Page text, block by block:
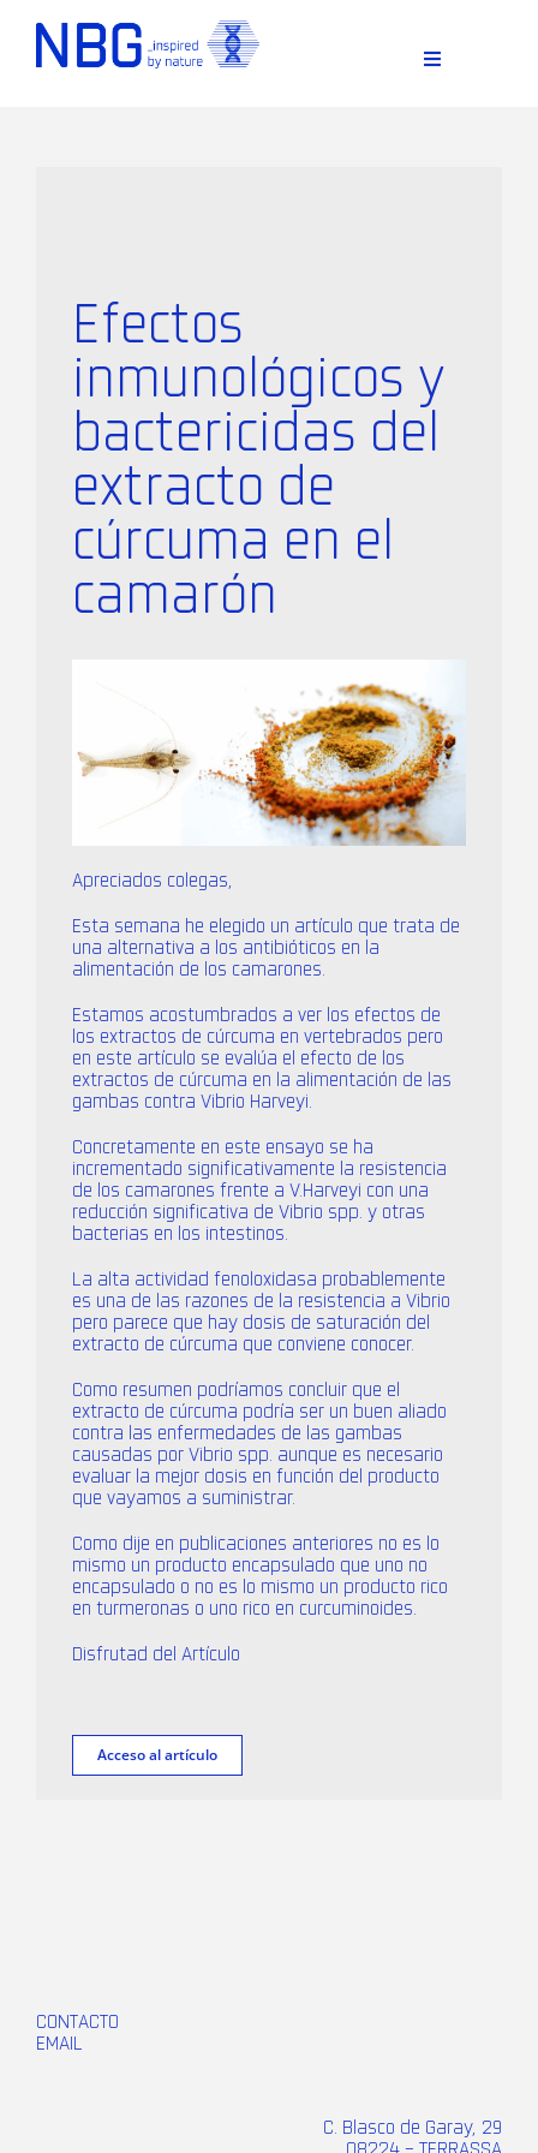
content
Toggle
Efectos
inmunológicos y
bactericidas del
extracto de
cúrcuma en el
camarón
Apreciados colegas,
Esta semana he elegido un artículo que trata de
una alternativa a los antibióticos en la
alimentación de los camarones.
Estamos acostumbrados a ver los efectos de
los extractos de cúrcuma en vertebrados pero
en este artículo se evalúa el efecto de los
extractos de cúrcuma en la alimentación de las
gambas contra Vibrio Harveyi.
Concretamente en este ensayo se ha
incrementado significativamente la resistencia
de los camarones frente a V.Harveyi con una
reducción significativa de Vibrio spp. y otras
bacterias en los intestinos.
La alta actividad fenoloxidasa probablemente
es una de las razones de la resistencia a Vibrio
pero parece que hay dosis de saturación del
extracto de cúrcuma que conviene conocer.
Como resumen podríamos concluir que el
extracto de cúrcuma podría ser un buen aliado
contra las enfermedades de las gambas
causadas por Vibrio spp. aunque es necesario
evaluar la mejor dosis en función del producto
que vayamos a suministrar.
Como dije en publicaciones anteriores no es lo
mismo un producto encapsulado que uno no
encapsulado o no es lo mismo un producto rico
en turmeronas o uno rico en curcuminoides.
Disfrutad del Artículo
Acceso al artículo
CONTACTO
EMAIL
C. Blasco de Garay, 29
08224 – TERRASSA